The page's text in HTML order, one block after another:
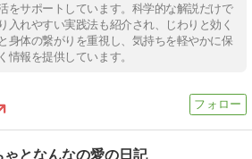
をサポートしています。科学的な解説だけで
入れやすい実践法も紹介され、じわりと効く
身体の繋がりを重視し、気持ちを軽やかに保
情報を提供しています。
ゃとなんなの愛の日記